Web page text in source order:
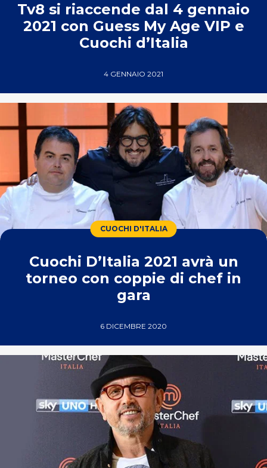
Tv8 si riaccende dal 4 gennaio
2021 con Guess My Age VIP e
Cuochi d’Italia
4 GENNAIO 2021
CUOCHI D'ITALIA
Cuochi D’Italia 2021 avrà un
torneo con coppie di chef in
gara
6 DICEMBRE 2020